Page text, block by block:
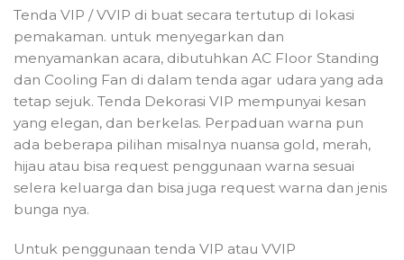
Tenda VIP / VVIP di buat secara tertutup di lokasi
pemakaman. untuk menyegarkan dan
menyamankan acara, dibutuhkan AC Floor Standing
dan Cooling Fan di dalam tenda agar udara yang ada
tetap sejuk. Tenda Dekorasi VIP mempunyai kesan
yang elegan, dan berkelas. Perpaduan warna pun
ada beberapa pilihan misalnya nuansa gold, merah,
hijau atau bisa request penggunaan warna sesuai
selera keluarga dan bisa juga request warna dan jenis
bunga nya.
Untuk penggunaan tenda VIP atau VVIP